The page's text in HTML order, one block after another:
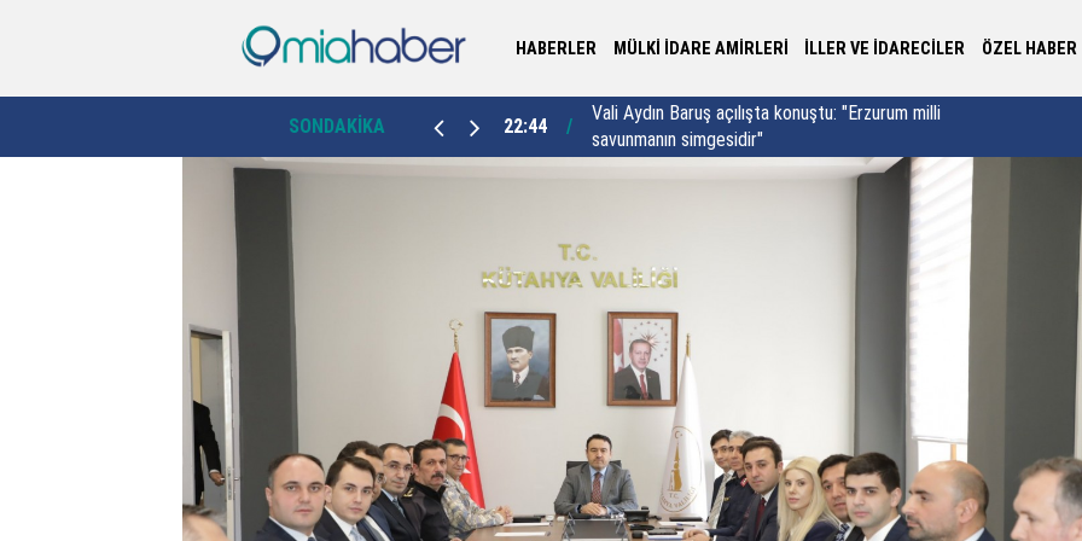
HABERLER MÜLKİ İDARE AMİRLERİ İLLER VE İDARECİLER ÖZEL HABER
SONDAKİKA
Vali Aydın Baruş açılışta konuştu: "Erzurum milli
savunmanın simgesidir"
21:54
Rize’de yol çalışmasında çıkan 200 yıllık tarihi
köprü müze alana dönüştürülüyor